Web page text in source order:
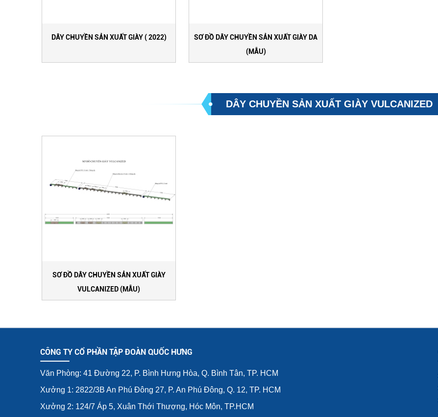
DÂY CHUYỀN SẢN XUẤT GIÀY ( 2022)
SƠ ĐỒ DÂY CHUYỀN SẢN XUẤT GIÀY DA
(MẪU)
DÂY CHUYỀN SẢN XUẤT GIÀY VULCANIZED
SƠ ĐỒ DÂY CHUYỀN SẢN XUẤT GIÀY
VULCANIZED (MẪU)
CÔNG TY CỔ PHẦN TẬP ĐOÀN QUỐC HƯNG
Văn Phòng: 41 Đường 22, P. Bình Hưng Hòa, Q. Bình Tân, TP. HCM
Xưởng 1: 2822/3B An Phú Đông 27, P. An Phú Đông, Q. 12, TP. HCM
Xưởng 2: 124/7 Áp 5, Xuân Thới Thượng, Hóc Môn, TP.HCM